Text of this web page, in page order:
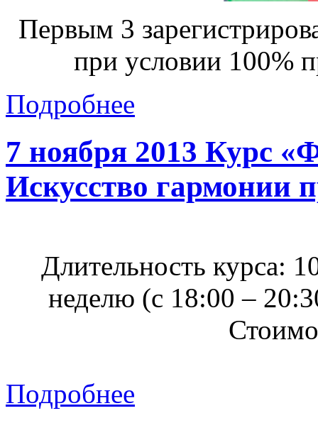
Первым 3
при условии 100%
Подробнее
7 ноября 2013 Курс
Искусство гармонии
Длительность курса:
неделю (с 18:00 –
Подробнее